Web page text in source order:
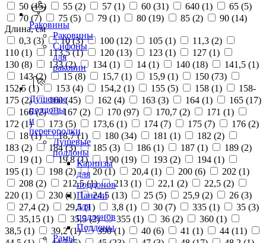
Раковины
Раковины
Сифоны
для
раковин
Душевые
поддоны
и
перегородки
Душевые
поддоны
Карнизы
для
поддонов
Панели
для
поддонов
Поддоны
Рамы
50 (15) 55 (2) 57 (1) 60 (31) 640 (1) 65 (5)
70 (7) 75 (5) 79 (1) 80 (19) 85 (2) 90 (14)
Длина, см
0,3 (3) 10 (3) 100 (12) 105 (1) 11,3 (2)
110 (1) 113,5 (1) 120 (13) 123 (1) 127 (1)
130 (8) 133 (2) 134 (1) 14 (1) 140 (18) 141,5 (1)
143 (2) 15 (8) 15,7 (1) 15,9 (1) 150 (73)
152,5 (1) 153 (4) 154,2 (1) 155 (5) 158 (1)
158-
175 (2) 160 (45) 162 (4) 163 (3) 164 (1) 165 (17)
166 (2) 167 (2) 170 (97) 170,7 (2) 171 (1)
172 (1) 173 (5) 173,6 (1) 174 (7) 175 (7) 176 (2)
18 (1) 18,7 (1) 180 (34) 181 (1) 182 (2)
183 (2) 184 (3) 185 (3) 186 (1) 187 (1) 189 (2)
19 (1) 19,8 (1) 190 (19) 193 (2) 194 (1)
195 (1) 198 (2) 20 (1) 20,4 (1) 200 (6) 202 (1)
208 (2) 212,5 (1) 213 (1) 22,1 (2) 22,5 (2)
220 (1) 230 (1) 24,5 (13) 25 (5) 25,9 (2) 26 (3)
27,4 (2) 29,5 (1) 3,8 (1) 30 (7) 335 (1) 35 (3)
35,15 (1) 35,5 (2) 355 (1) 36 (2) 360 (1)
38,5 (1) 39,2 (1) 390 (1) 40 (6) 41 (1) 44 (11)